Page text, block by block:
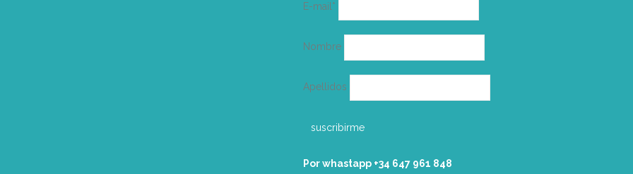
E-mail*
electrónico
Nombre
Apellidos
Por whastapp +34 ‭647 961 848‬